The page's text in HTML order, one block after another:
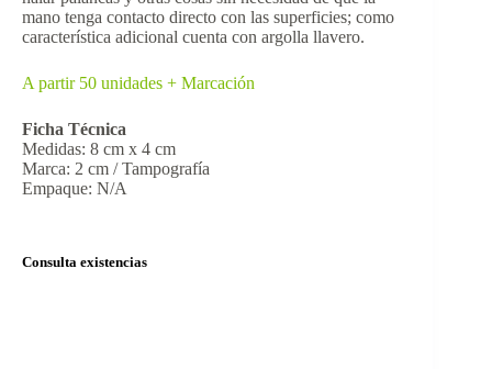
mano tenga contacto directo con las superficies; como
característica adicional cuenta con argolla llavero.
A partir 50 unidades + Marcación
Ficha Técnica
Medidas: 8 cm x 4 cm
Marca: 2 cm / Tampografía
Empaque: N/A
Consulta existencias